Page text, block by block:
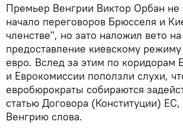
Премьер Венгрии Виктор Орбан не
начало переговоров Брюсселя и
членстве", но зато наложил вето на
предоставление киевскому
евро. Вслед за этим по коридорам
и Еврокомиссии поползли слухи,
евробюрократы собираются
статью Договора (Конституции)
Венгрию слова.